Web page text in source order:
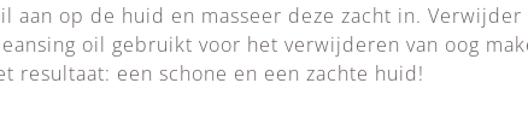
aan op de huid en masseer deze zacht in.
oil gebruikt voor het verwijderen van oog
resultaat: een schone en een zachte huid!